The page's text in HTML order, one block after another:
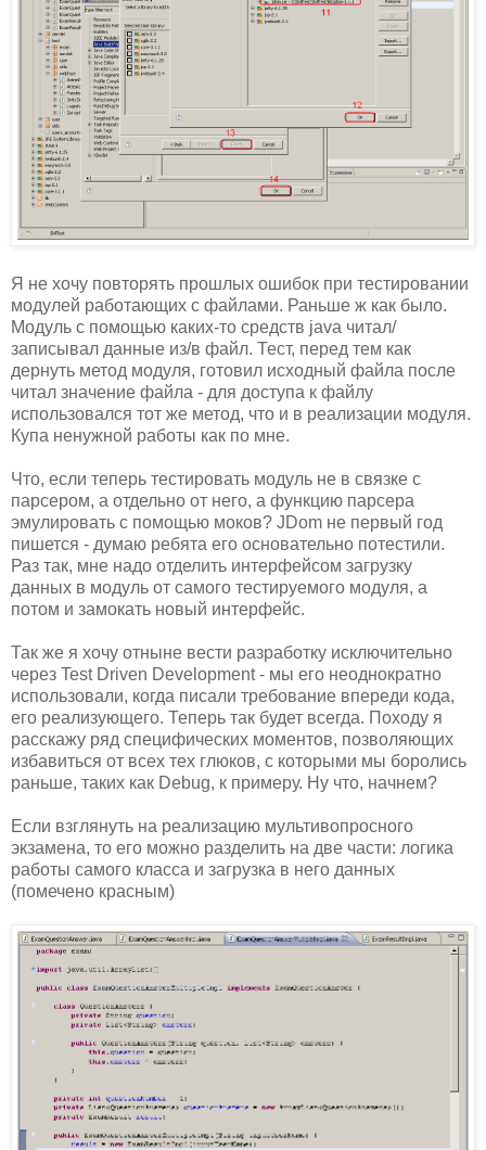
Я не хочу повторять прошлых ошибок при тестировании
модулей работающих с файлами. Раньше ж как было.
Модуль с помощью каких-то средств java читал/
записывал данные из/в файл. Тест, перед тем как
дернуть метод модуля, готовил исходный файла после
читал значение файла - для доступа к файлу
использовался тот же метод, что и в реализации модуля.
Купа ненужной работы как по мне.
Что, если теперь тестировать модуль не в связке с
парсером, а отдельно от него, а функцию парсера
эмулировать с помощью моков? JDom не первый год
пишется - думаю ребята его основательно потестили.
Раз так, мне надо отделить интерфейсом загрузку
данных в модуль от самого тестируемого модуля, а
потом и замокать новый интерфейс.
Так же я хочу отныне вести разработку исключительно
через Test Driven Development - мы его неоднократно
использовали, когда писали требование впереди кода,
его реализующего. Теперь так будет всегда. Походу я
расскажу ряд специфических моментов, позволяющих
избавиться от всех тех глюков, с которыми мы боролись
раньше, таких как Debug, к примеру. Ну что, начнем?
Если взглянуть на реализацию мультивопросного
экзамена, то его можно разделить на две части: логика
работы самого класса и загрузка в него данных
(помечено красным)